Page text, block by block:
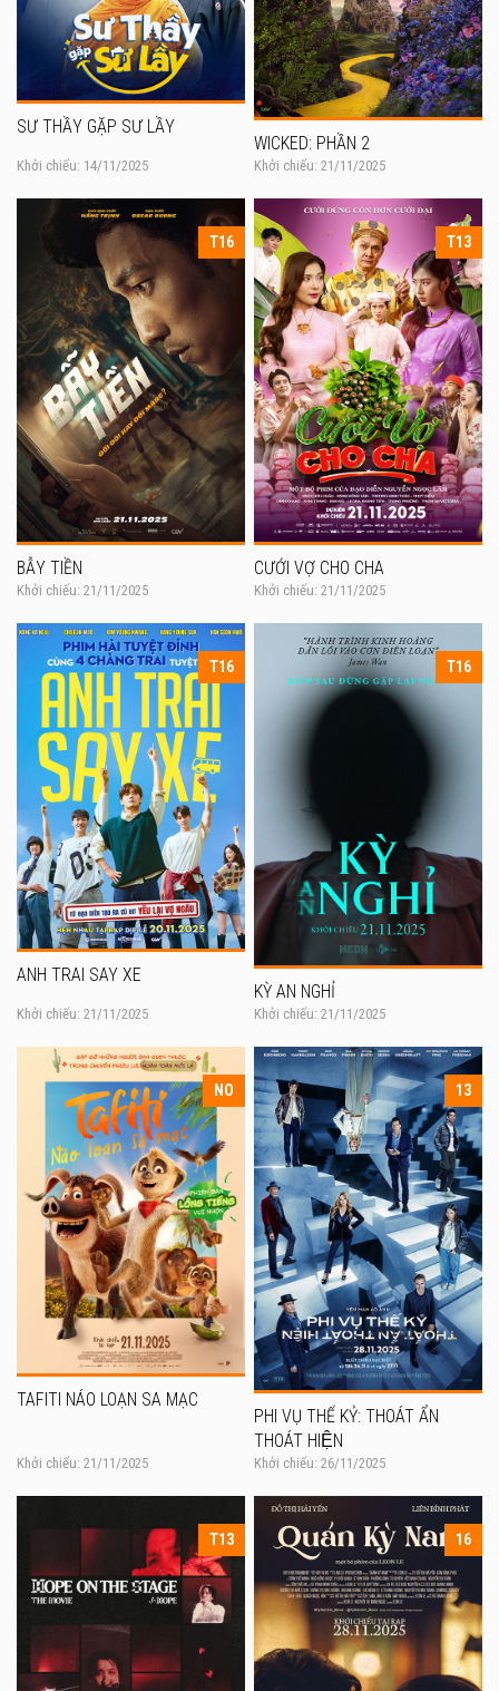
SƯ THẦY GẶP SƯ LẦY
Khởi chiếu: 14/11/2025
WICKED: PHẦN 2
Khởi chiếu: 21/11/2025
T16
BẪY TIỀN
Khởi chiếu: 21/11/2025
T13
CƯỚI VỢ CHO CHA
Khởi chiếu: 21/11/2025
T16
ANH TRAI SAY XE
Khởi chiếu: 21/11/2025
T16
KỲ AN NGHỈ
Khởi chiếu: 21/11/2025
NO
TAFITI NÁO LOẠN SA MẠC
Khởi chiếu: 21/11/2025
13
PHI VỤ THẾ KỶ: THOÁT ẨN
THOÁT HIỆN
Khởi chiếu: 26/11/2025
T13 16